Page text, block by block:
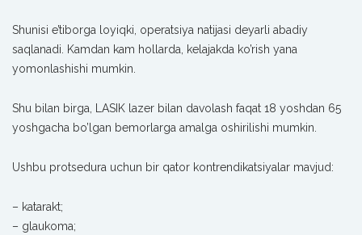
Shunisi e’tiborga loyiqki, operatsiya natijasi deyarli abadiy
saqlanadi. Kamdan kam hollarda, kelajakda ko’rish yana
yomonlashishi mumkin.
Shu bilan birga, LASIK lazer bilan davolash faqat 18 yoshdan 65
yoshgacha bo’lgan bemorlarga amalga oshirilishi mumkin.
Ushbu protsedura uchun bir qator kontrendikatsiyalar mavjud:
– katarakt;
– glaukoma;